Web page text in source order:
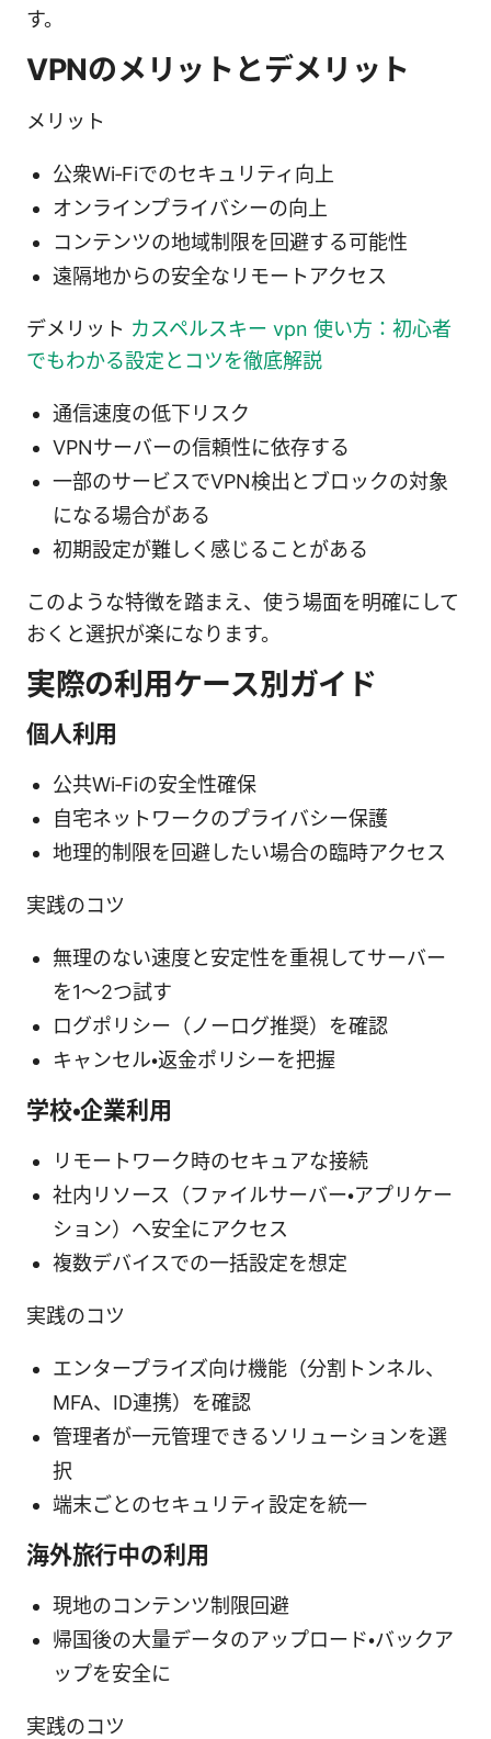
す。
VPNのメリットとデメリット
メリット
公衆Wi‑Fiでのセキュリティ向上
オンラインプライバシーの向上
コンテンツの地域制限を回避する可能性
遠隔地からの安全なリモートアクセス
デメリット カスペルスキー vpn 使い方：初心者
でもわかる設定とコツを徹底解説
通信速度の低下リスク
VPNサーバーの信頼性に依存する
一部のサービスでVPN検出とブロックの対象
になる場合がある
初期設定が難しく感じることがある
このような特徴を踏まえ、使う場面を明確にして
おくと選択が楽になります。
実際の利用ケース別ガイド
個人利用
公共Wi‑Fiの安全性確保
自宅ネットワークのプライバシー保護
地理的制限を回避したい場合の臨時アクセス
実践のコツ
無理のない速度と安定性を重視してサーバー
を1～2つ試す
ログポリシー（ノーログ推奨）を確認
キャンセル・返金ポリシーを把握
学校・企業利用
リモートワーク時のセキュアな接続
社内リソース（ファイルサーバー・アプリケー
ション）へ安全にアクセス
複数デバイスでの一括設定を想定
実践のコツ
エンタープライズ向け機能（分割トンネル、
MFA、ID連携）を確認
管理者が一元管理できるソリューションを選
択
端末ごとのセキュリティ設定を統一
海外旅行中の利用
現地のコンテンツ制限回避
帰国後の大量データのアップロード・バックア
ップを安全に
実践のコツ